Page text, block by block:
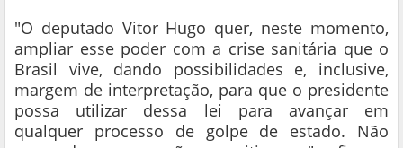
"O deputado Vitor Hugo quer, neste momento,
ampliar esse poder com a crise sanitária que o
Brasil vive, dando possibilidades e, inclusive,
margem de interpretação, para que o presidente
possa utilizar dessa lei para avançar em
qualquer processo de golpe de estado. Não